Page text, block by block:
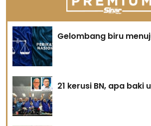
Gelombang biru
21 kerusi BN, apa baki